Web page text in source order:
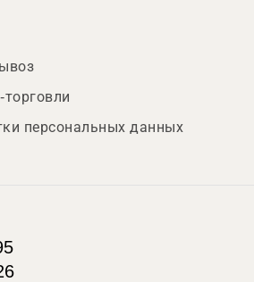
торговли
персональных данных